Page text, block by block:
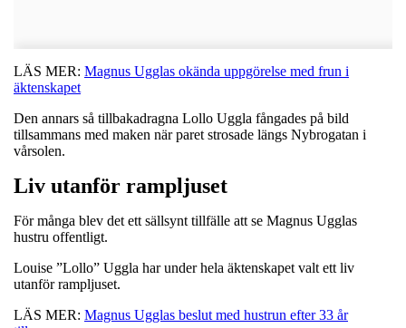
LÄS MER: Magnus Ugglas okända uppgörelse med frun i
äktenskapet
Den annars så tillbakadragna Lollo Uggla fångades på bild
tillsammans med maken när paret strosade längs Nybrogatan i
vårsolen.
Liv utanför rampljuset
För många blev det ett sällsynt tillfälle att se Magnus Ugglas
hustru offentligt.
Louise ”Lollo” Uggla har under hela äktenskapet valt ett liv
utanför rampljuset.
LÄS MER: Magnus Ugglas beslut med hustrun efter 33 år